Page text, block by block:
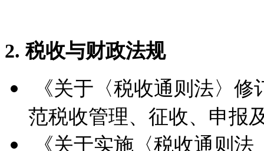
2. 税收与财政法规
《关于〈税收通则法〉
范税收管理、征收、申报
《关于实施〈税收通则